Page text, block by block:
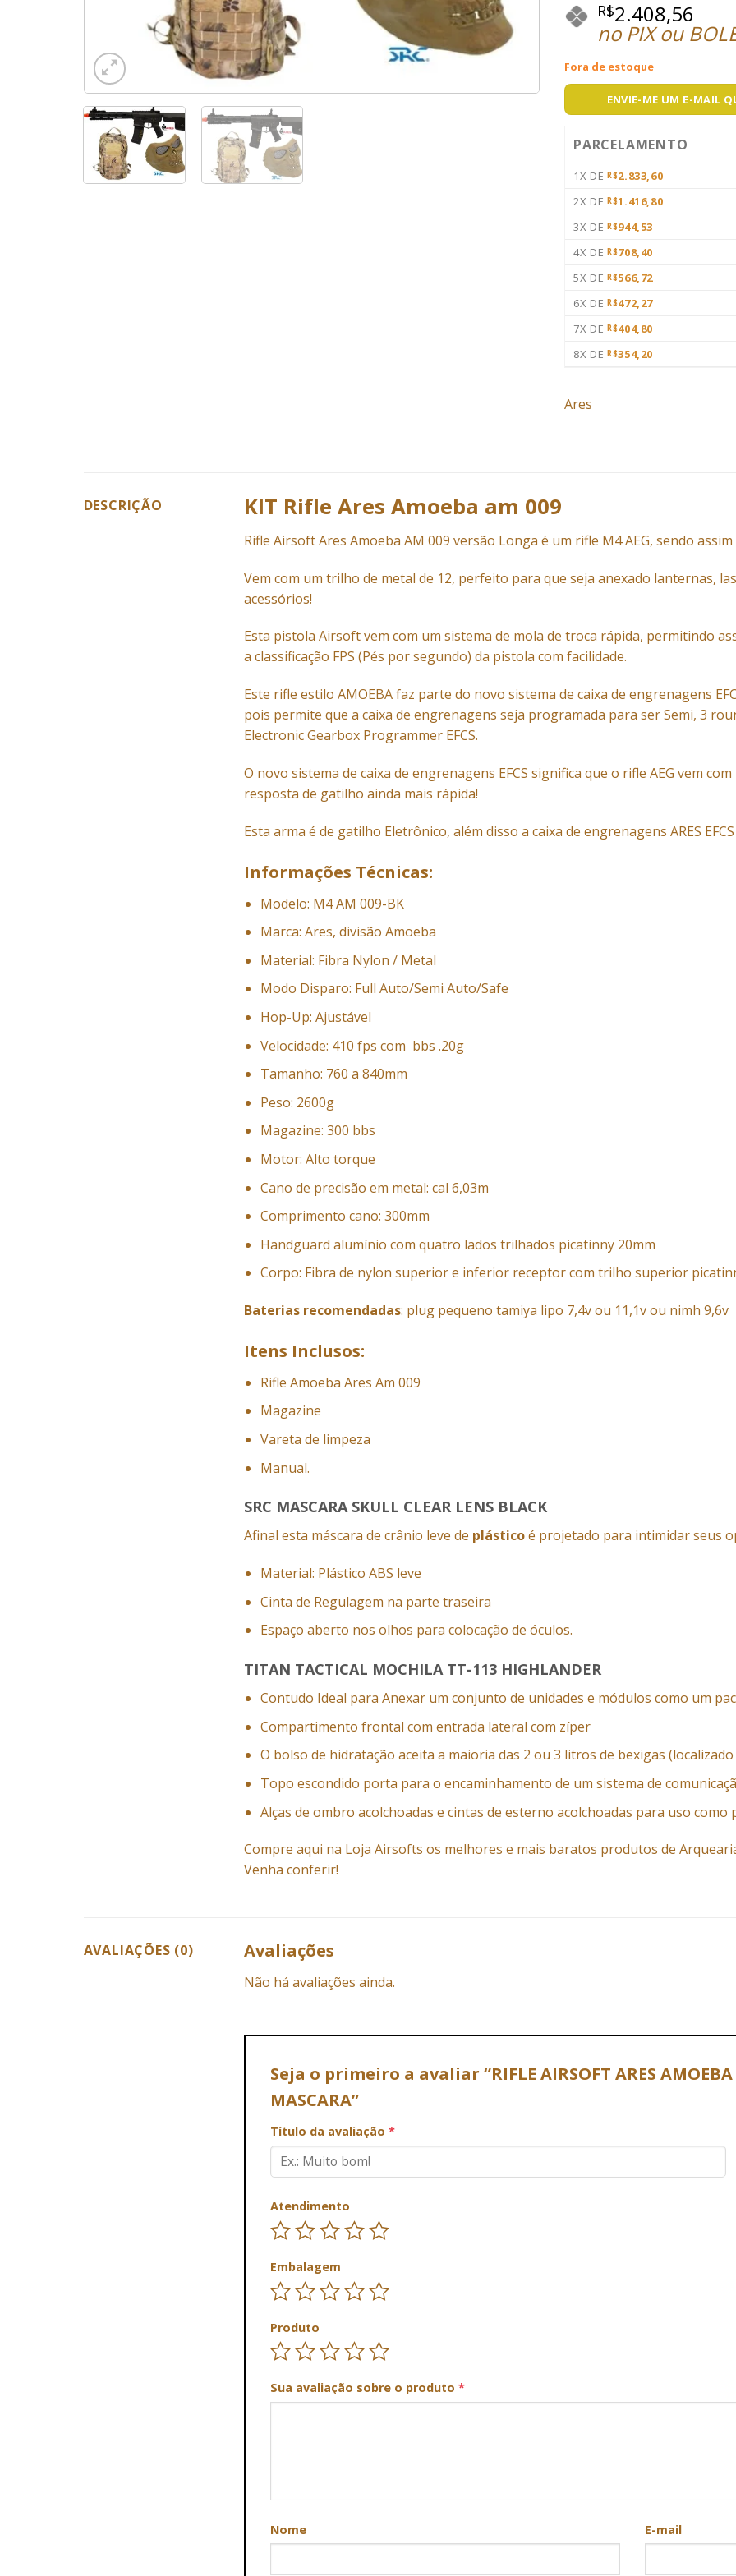
R$2.408,56
no PIX ou
Fora de estoque
ENVIE-ME UM E-MAIL
PARCELAMENTO
1X DE R$2.833,60
2X DE R$1.416,80
3X DE R$944,53
4X DE R$708,40
5X DE R$566,72
6X DE R$472,27
7X DE R$404,80
8X DE R$354,20
Ares
DESCRIÇÃO KIT Rifle Ares Amoeba am 009
Rifle Airsoft Ares Amoeba AM 009 versão Longa é um rifle M4AEG, sendo
Vem com um trilho de metal de 12, perfeito para que seja anexado lanternas,
acessórios!
Esta pistola Airsoft vem com um sistema de mola de troca rápida, permitindo
a classificação FPS (Pés por segundo) da pistola com facilidade.
Este rifle estilo AMOEBA faz parte do novo sistema de caixa de engrenagens
pois permite que a caixa de engrenagens seja programada para ser Semi, 3
Electronic Gearbox Programmer EFCS.
O novo sistema de caixa de engrenagens EFCS significa que o rifle AEG vem
resposta de gatilho ainda mais rápida!
Esta arma é de gatilho Eletrônico, além disso a caixa de engrenagens ARES
Informações Técnicas:
Modelo: M4 AM 009-BK
Marca: Ares, divisão Amoeba
Material: Fibra Nylon / Metal
Modo Disparo: Full Auto/Semi Auto/Safe
Hop-Up: Ajustável
Velocidade: 410 fps com bbs .20g
Tamanho: 760 a 840mm
Peso: 2600g
Magazine: 300 bbs
Motor: Alto torque
Cano de precisão em metal: cal 6,03m
Comprimento cano: 300mm
Handguard alumínio com quatro lados trilhados picatinny 20mm
Corpo: Fibra de nylon superior e inferior receptor com trilho superior
Baterias recomendadas: plug pequeno tamiya lipo 7,4v ou 11,1v ou nimh 9,6v
Itens Inclusos:
Rifle Amoeba Ares Am 009
Magazine
Vareta de limpeza
Manual.
SRC MASCARA SKULL CLEAR LENS BLACK
Afinal esta máscara de crânio leve de plásticoé projetado para intimidarseus
Material: Plástico ABS leve
Cinta de Regulagem na parte traseira
Espaço aberto nos olhos para colocação de óculos.
TITAN TACTICAL MOCHILA TT-113 HIGHLANDER
Contudo Ideal para Anexar um conjunto de unidades e módulos como um
Compartimento frontal com entrada lateral com zíper
O bolso de hidratação aceita a maioria das 2 ou 3 litros de bexigas
Topo escondido porta para o encaminhamento de um sistema de
Alças de ombro acolchoadas e cintas de esterno acolchoadas para uso como
Compre aqui na Loja Airsofts os melhores e mais baratos produtos de
Venha conferir!
AVALIAÇÕES (0) Avaliações
Não há avaliações ainda.
Seja o primeiro a avaliar “RIFLE AIRSOFT ARES
MASCARA”
Título da avaliação *
Atendimento
Embalagem
Produto
Sua avaliação sobre o produto *
Nome E-mail